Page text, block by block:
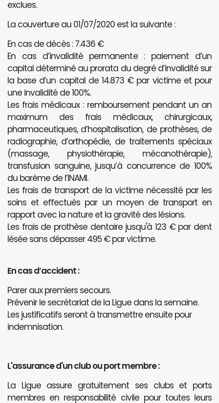
exclues.
La couverture au 01/07/2020 est la suivante :
En cas de décès : 7.436 €
En cas d’invalidité permanente : paiement d’un
capital déterminé au prorata du degré d’invalidité sur
la base d’un capital de 14.873 € par victime et pour
une invalidité de 100%.
Les frais médicaux : remboursement pendant un an
maximum des frais médicaux, chirurgicaux,
pharmaceutiques, d’hospitalisation, de prothèses, de
radiographie, d’orthopédie, de traitements spéciaux
(massage, physiothérapie, mécanothérapie),
transfusion sanguine, jusqu’à concurrence de 100%
du barème de l’INAMI.
Les frais de transport de la victime nécessité par les
soins et effectués par un moyen de transport en
rapport avec la nature et la gravité des lésions.
Les frais de prothèse dentaire jusqu'à 123 € par dent
lésée sans dépasser 495 € par victime.
En cas d’accident :
Parer aux premiers secours.
Prévenir le secrétariat de la Ligue dans la semaine.
Les justificatifs seront à transmettre ensuite pour
indemnisation.
L'assurance d'un club ou port membre :
La Ligue assure gratuitement ses clubs et ports
membres en responsabilité civile pour toutes leurs